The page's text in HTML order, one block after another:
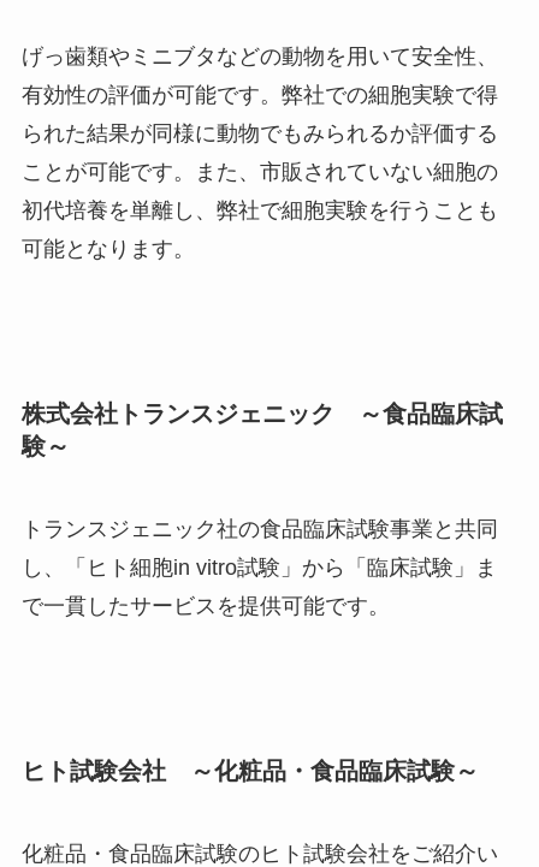
げっ歯類やミニブタなどの動物を用いて安全性、
有効性の評価が可能です。弊社での細胞実験で得
られた結果が同様に動物でもみられるか評価する
ことが可能です。また、市販されていない細胞の
初代培養を単離し、弊社で細胞実験を行うことも
可能となります。
株式会社トランスジェニック ～食品臨床試
験～
トランスジェニック社の食品臨床試験事業と共同
し、「ヒト細胞in vitro試験」から「臨床試験」ま
で一貫したサービスを提供可能です。
ヒト試験会社 ～化粧品・食品臨床試験～
化粧品・食品臨床試験のヒト試験会社をご紹介い